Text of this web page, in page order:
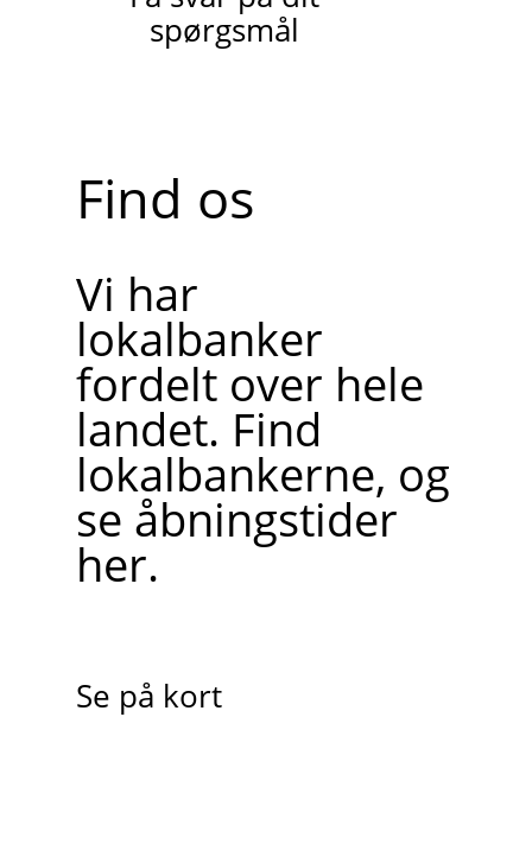
spørgsmål
Find os
Vi har
lokalbanker
fordelt over hele
landet. Find
lokalbankerne, og
se åbningstider
her.
Se på kort